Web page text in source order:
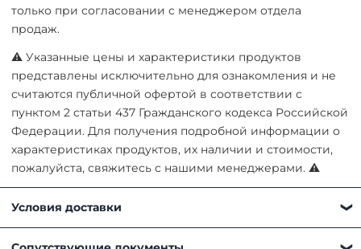
только при согласовании с менеджером отдела
продаж.
⚠ Указанные цены и характеристики продуктов
представлены исключительно для ознакомления и не
считаются публичной офертой в соответствии с
пунктом 2 статьи 437 Гражданского кодекса Российской
Федерации. Для получения подробной информации о
характеристиках продуктов, их наличии и стоимости,
пожалуйста, свяжитесь с нашими менеджерами. ⚠
Условия доставки